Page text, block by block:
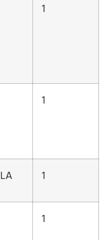
1
1
1
1